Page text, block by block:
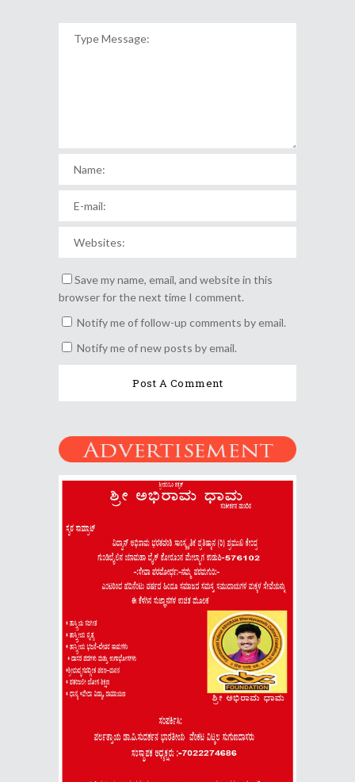
Save my name, email, and website in this
browser for the next time I comment.
Notify me of follow-up comments by email.
Notify me of new posts by email.